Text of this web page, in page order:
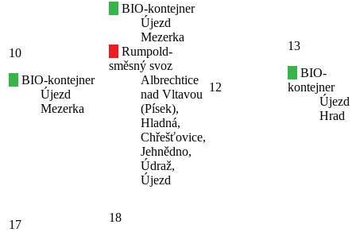
10
BIO-kontejner
Újezd
Mezerka
BIO-kontejner
Újezd
Mezerka
Rumpold-
směsný svoz
Albrechtice
nad Vltavou
(Písek),
Hladná,
Chřešťovice,
Jehnědno,
Údraž,
Újezd
12
13
BIO-
kontejner
Újezd
Hrad
17
18